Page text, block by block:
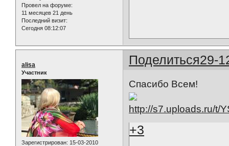
Провел на форуме:
11 месяцев 21 день
Последний визит:
Сегодня 08:12:07
Поделиться29-
alisa
Участник
Зарегистрирован: 15-03-2010
Спасибо Всем!
+3